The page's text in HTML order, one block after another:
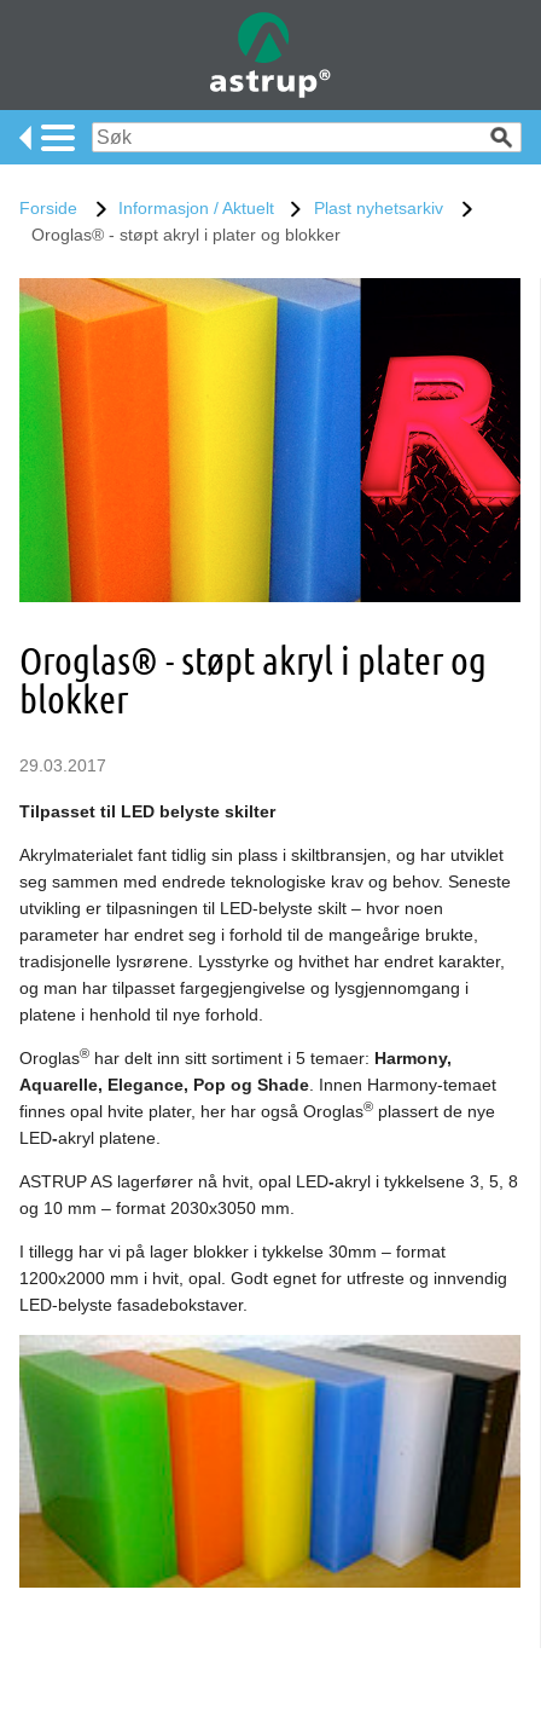
Forside Informasjon / Aktuelt
Plast nyhetsarkiv
Oroglas® - støpt akryl i plater og blokker
Oroglas® - støpt akryl i plater og
blokker
29.03.2017
Tilpasset til LED belyste skilter
Akrylmaterialet fant tidlig sin plass i skiltbransjen, og har utviklet
seg sammen med endrede teknologiske krav og behov. Seneste
utvikling er tilpasningen til LED-belyste skilt – hvor noen
parameter har endret seg i forhold til de mangeårige brukte,
tradisjonelle lysrørene. Lysstyrke og hvithet har endret karakter,
og man har tilpasset fargegjengivelse og lysgjennomgang i
platene i henhold til nye forhold.
Oroglas® har delt inn sitt sortiment i 5 temaer: Harmony,
Aquarelle, Elegance, Pop og Shade . Innen Harmony-temaet
finnes opal hvite plater, her har også Oroglas® plassert de nye
LED-akryl platene.
ASTRUP AS lagerfører nå hvit, opal LED-akryl i tykkelsene 3, 5, 8
og 10 mm – format 2030x3050 mm.
I tillegg har vi på lager blokker i tykkelse 30mm – format
1200x2000 mm i hvit, opal. Godt egnet for utfreste og innvendig
LED-belyste fasadebokstaver.